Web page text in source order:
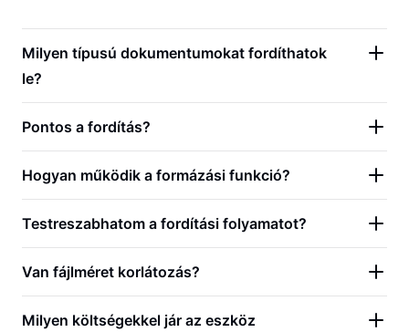
Milyen típusú dokumentumokat fordíthatok
le?
Pontos a fordítás?
Hogyan működik a formázási funkció?
Testreszabhatom a fordítási folyamatot?
Van fájlméret korlátozás?
Milyen költségekkel jár az eszköz